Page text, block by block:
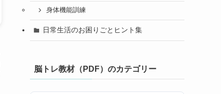
身体機能訓練
日常生活のお困りごとヒント集
脳トレ教材（PDF）のカテゴリー